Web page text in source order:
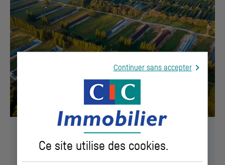
Propriétaires : optimisez la vente de votre
terrain !
Continuer sans accepter
Ce site utilise des cookies.